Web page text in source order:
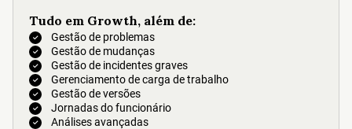
Tudo em Growth, além de:
Gestão de problemas
Gestão de mudanças
Gestão de incidentes graves
Gerenciamento de carga de trabalho
Gestão de versões
Jornadas do funcionário
Análises avançadas